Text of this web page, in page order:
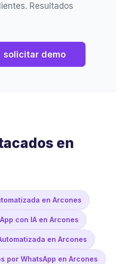
Resultados
solicitar demo
en
en Arcones
con IA en Arcones
en Arcones
por WhatsApp en Arcones